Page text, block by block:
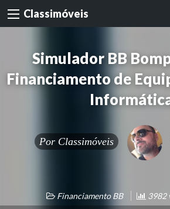
Classimóveis
Simulador BB
Financiamento de
Por Classimóveis
Financiamento BB 3982